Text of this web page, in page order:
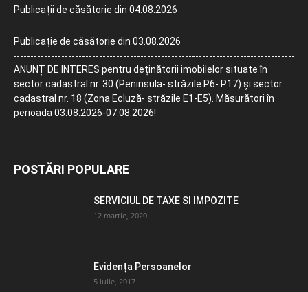
Publicații de căsătorie din 04.08.2026
Publicație de căsătorie din 03.08.2026
ANUNȚ DE INTERES pentru deținătorii imobilelor situate în
sector cadastral nr. 30 (Peninsula- străzile P6- P17) și sector
cadastral nr. 18 (Zona Ecluză- străzile E1-E5). Măsurători în
perioada 03.08.2026-07.08.2026!
POSTĂRI POPULARE
SERVICIUL DE TAXE SI IMPOZITE
12 martie, 2020
Evidența Persoanelor
5 iulie, 2017